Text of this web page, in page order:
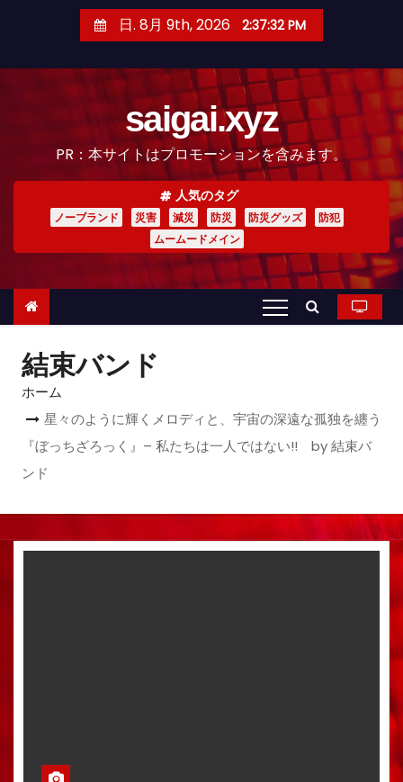
日. 8月 9th, 2026 2:37:33 PM
saigai.xyz
PR：本サイトはプロモーションを含みます。
人気のタグ
ノーブランド 災害 減災 防災 防災グッズ
防犯
ムームードメイン
結束バンド
ホーム
星々のように輝くメロディと、宇宙の深遠な孤独を纏う
『ぼっちざろっく』– 私たちは一人ではない!! by 結束バ
ンド